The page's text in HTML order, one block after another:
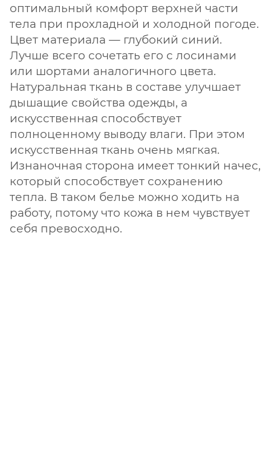
оптимальный комфорт верхней части
тела при прохладной и холодной погоде.
Цвет материала — глубокий синий.
Лучше всего сочетать его с лосинами
или шортами аналогичного цвета.
Натуральная ткань в составе улучшает
дышащие свойства одежды, а
искусственная способствует
полноценному выводу влаги. При этом
искусственная ткань очень мягкая.
Изнаночная сторона имеет тонкий начес,
который способствует сохранению
тепла. В таком белье можно ходить на
работу, потому что кожа в нем чувствует
себя превосходно.